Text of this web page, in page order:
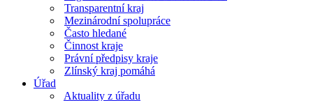
Transparentní kraj
Mezinárodní spolupráce
Často hledané
Činnost kraje
Právní předpisy kraje
Zlínský kraj pomáhá
Úřad
Aktuality z úřadu